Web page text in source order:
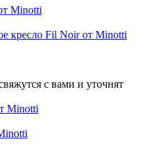
кресло Fil Noir от Minotti
с вами и уточнят